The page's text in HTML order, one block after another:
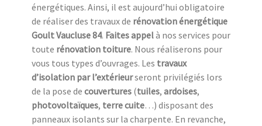
énergétiques. Ainsi, il est aujourd’hui obligatoire
de réaliser des travaux de rénovation énergétique
Goult Vaucluse 84. Faites appelà nos services pour
toute rénovation toiture. Nous réaliserons pour
vous tous types d’ouvrages. Les travaux
d’isolation par l’extérieurseront privilégiés lors
de la pose de couvertures (tuiles, ardoises,
photovoltaïques, terre cuite…) disposant des
panneaux isolants sur la charpente. En revanche,